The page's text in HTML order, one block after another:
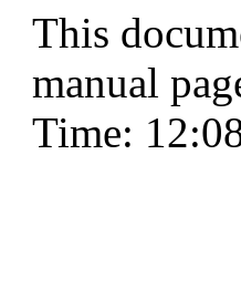
This
manual
Time: